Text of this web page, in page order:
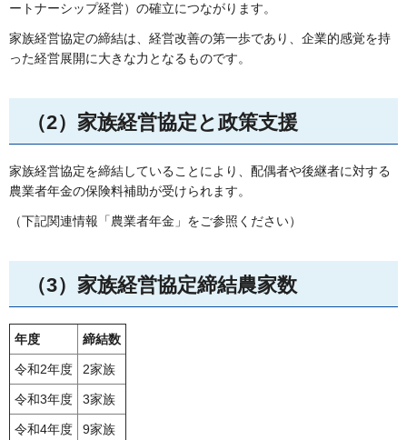
ートナーシップ経営）の確立につながります。
家族経営協定の締結は、経営改善の第一歩であり、企業的感覚を持
った経営展開に大きな力となるものです。
（2）家族経営協定と政策支援
家族経営協定を締結していることにより、配偶者や後継者に対する
農業者年金の保険料補助が受けられます。
（下記関連情報「農業者年金」をご参照ください）
（3）家族経営協定締結農家数
年度 締結数
令和2年度 2家族
令和3年度 3家族
令和4年度 9家族